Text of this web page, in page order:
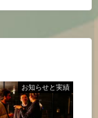
お知らせと実績